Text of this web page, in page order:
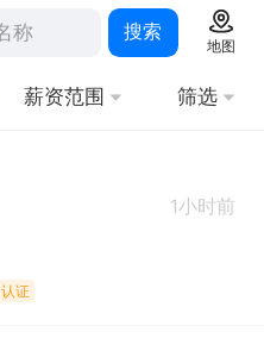
搜索
地图
薪资范围 筛选
1小时前
认证